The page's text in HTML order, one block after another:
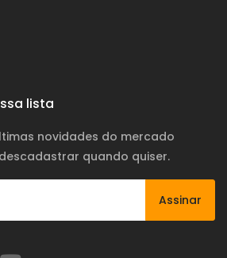
lista
novidades do mercado
quando quiser.
Assinar